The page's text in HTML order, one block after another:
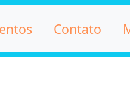
Contato